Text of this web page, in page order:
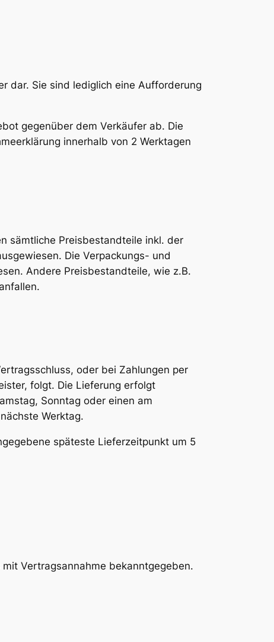
dar. Sie sind lediglich eine Aufforderung
gegenüber dem Verkäufer ab. Die
innerhalb von 2 Werktagen
sämtliche Preisbestandteile inkl. der
Die Verpackungs- und
Andere Preisbestandteile, wie z.B.
oder bei Zahlungen per
folgt. Die Lieferung erfolgt
Sonntag oder einen am
Werktag.
späteste Lieferzeitpunkt um 5
Vertragsannahme bekanntgegeben.